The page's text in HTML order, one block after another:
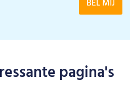
pagina's